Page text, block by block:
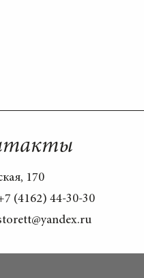
170
(4162) 44-30-30